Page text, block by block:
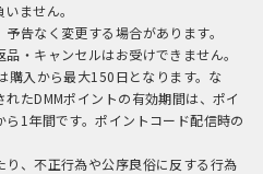
ません。
告なく変更する場合があります。
・キャンセルはお受けできません。
購入から最大150日となります。な
たDMMポイントの有効期間は、ポイ
1年間です。ポイントコード配信時の
、不正行為や公序良俗に反する行為